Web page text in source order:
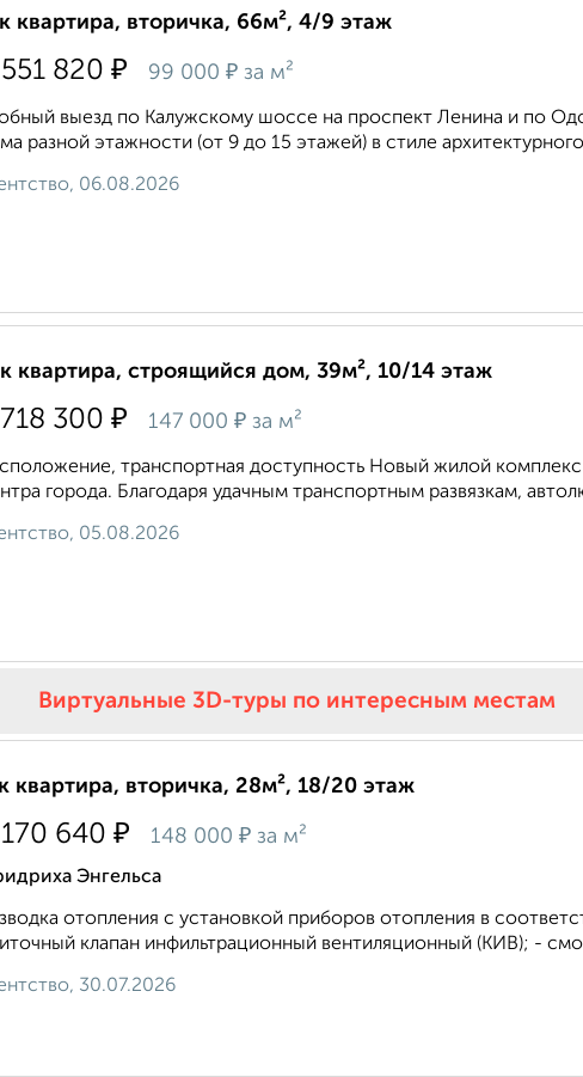
квартира, вторичка, 66м², 4/9 этаж
820 ₽ 99 000 ₽ за м²
выезд по Калужскому шоссе на проспект Ленина и по
разной этажности (от 9 до 15 этажей) в стиле
06.08.2026
квартира, строящийся дом, 39м², 10/14 этаж
300 ₽ 147 000 ₽ за м²
транспортная доступность Новый жилой
города. Благодаря удачным транспортным развязкам,
05.08.2026
Виртуальные 3D-туры по интересным местам
квартира, вторичка, 28м², 18/20 этаж
640 ₽ 148 000 ₽ за м²
Энгельса
отопления с установкой приборов отопления в
клапан инфильтрационный вентиляционный (КИВ); -
30.07.2026